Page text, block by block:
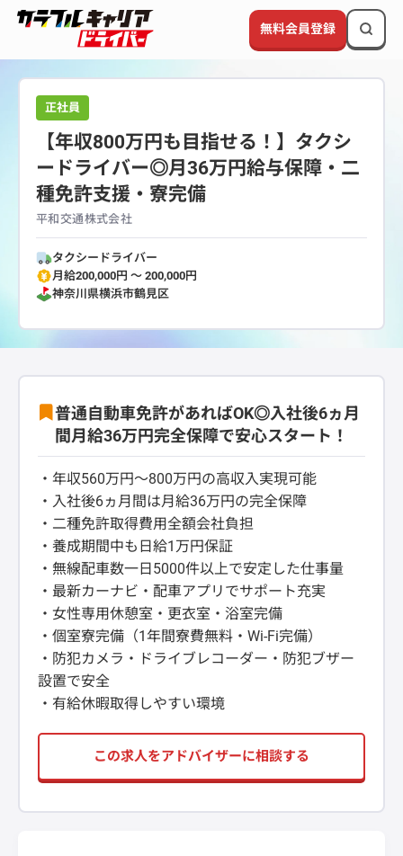
無料会員登録
正社員
【年収800万円も目指せる！】タクシ
ードライバー◎月36万円給与保障・二
種免許支援・寮完備
平和交通株式会社
タクシードライバー
月給200,000円 〜 200,000円
神奈川県横浜市鶴見区
普通自動車免許があればOK◎入社後6ヵ月
間月給36万円完全保障で安心スタート！
・年収560万円～800万円の高収入実現可能
・入社後6ヵ月間は月給36万円の完全保障
・二種免許取得費用全額会社負担
・養成期間中も日給1万円保証
・無線配車数一日5000件以上で安定した仕事量
・最新カーナビ・配車アプリでサポート充実
・女性専用休憩室・更衣室・浴室完備
・個室寮完備（1年間寮費無料・Wi-Fi完備）
・防犯カメラ・ドライブレコーダー・防犯ブザー
設置で安全
・有給休暇取得しやすい環境
この求人をアドバイザーに相談する